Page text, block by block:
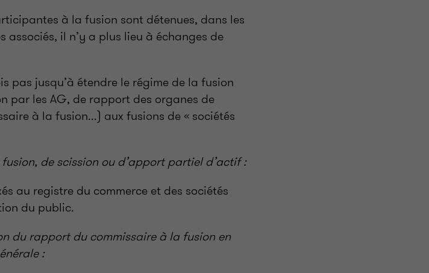
à la fusion sont détenues, dans les
associés, il n’y a plus lieu à échanges de
pas jusqu’à étendre le régime de la fusion
par les AG, de rapport des organes de
à la fusion...) aux fusions de « sociétés
de scission ou d’apport partiel d’actif :
au registre du commerce et des sociétés
du public.
du rapport du commissaire à la fusion en
: